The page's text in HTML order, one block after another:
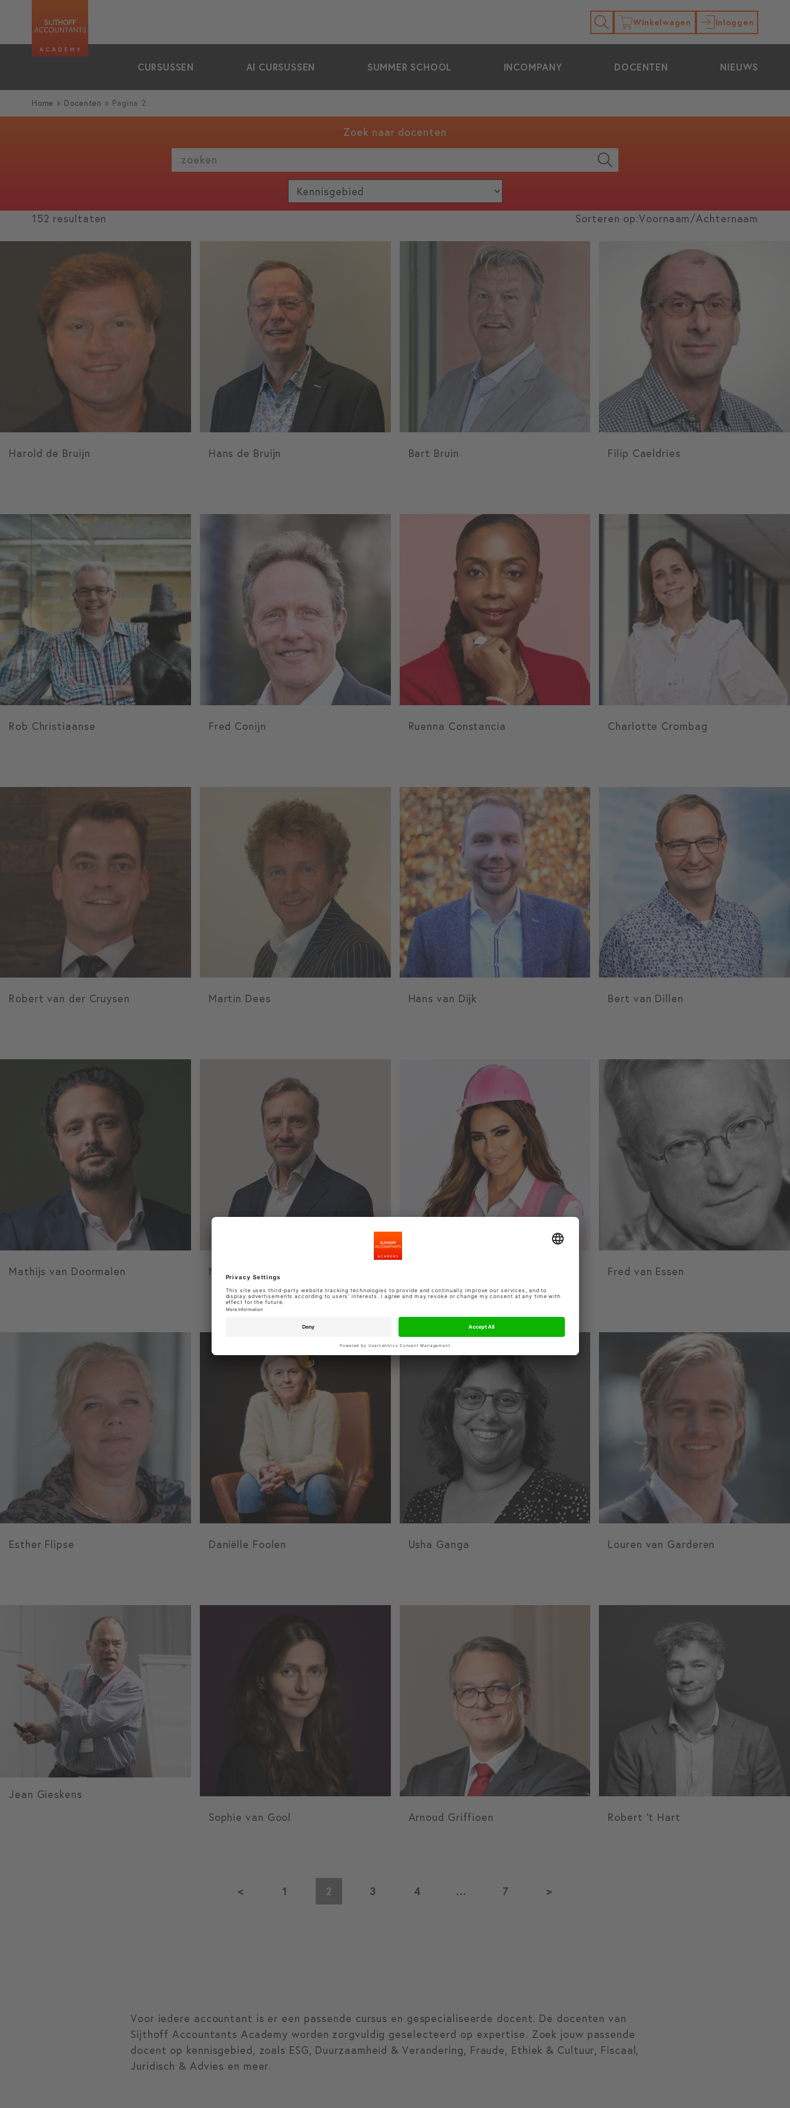
Winkelwagen Inloggen
CURSUSSEN AI CURSUSSEN SUMMER SCHOOL INCOMPANY DOCENTEN NIEUWS
Home » Docenten » Pagina 2
Zoek naar docenten
152 resultaten Sorteren op:Voornaam/Achternaam
Harold de Bruijn Hans de Bruijn Bart Bruin Filip Caeldries
Rob Christiaanse Fred Conijn Ruenna Constancia Charlotte Crombag
Robert van der Cruysen Martin Dees Hans van Dijk Bert van Dillen
Mathijs van Doormalen Marcus Draaisma Fred van Essen
Esther Flipse Daniëlle Foolen Usha Ganga Louren van Garderen
Jean Gieskens
Sophie van Gool
Arnoud Griffioen Robert 't Hart
< 1 2 3 4 … 7 >
Voor iedere accountant is er een passende cursus en gespecialiseerde docent. De docenten van
Sijthoff Accountants Academy worden zorgvuldig geselecteerd op expertise. Zoek jouw passende
docent op kennisgebied, zoals ESG, Duurzaamheid & Verandering, Fraude, Ethiek & Cultuur, Fiscaal,
Juridisch & Advies en meer.